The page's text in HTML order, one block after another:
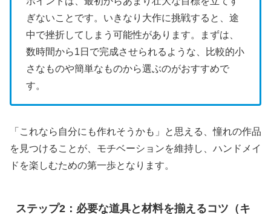
ぎないことです。いきなり大作に挑戦すると、途
中で挫折してしまう可能性があります。まずは、
数時間から1日で完成させられるような、比較的小
さなものや簡単なものから選ぶのがおすすめで
す。
「これなら自分にも作れそうかも」と思える、憧れの作品
を見つけることが、モチベーションを維持し、ハンドメイ
ドを楽しむための第一歩となります。
ステップ2：必要な道具と材料を揃えるコツ（キ